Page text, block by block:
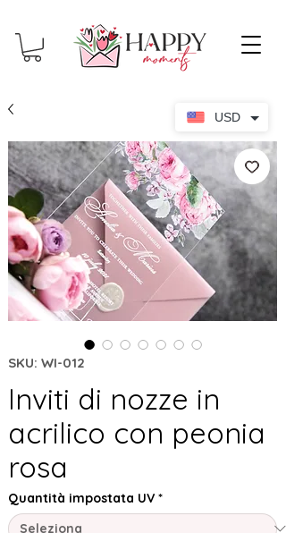
SKU: WI-012
Inviti di nozze in
acrilico con peonia
rosa
Quantità impostata UV *
USD